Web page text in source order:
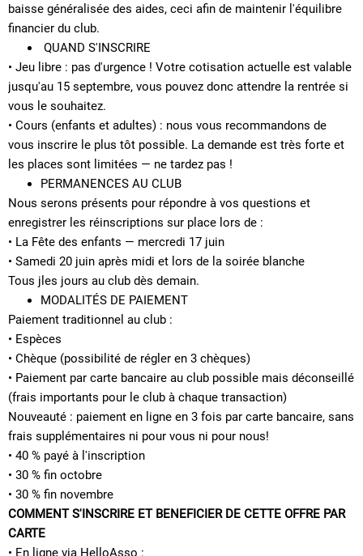
baisse généralisée des aides, ceci afin de maintenir l'équilibre
financier du club.
QUAND S'INSCRIRE
• Jeu libre : pas d'urgence ! Votre cotisation actuelle est valable
jusqu'au 15 septembre, vous pouvez donc attendre la rentrée si
vous le souhaitez.
• Cours (enfants et adultes) : nous vous recommandons de
vous inscrire le plus tôt possible. La demande est très forte et
les places sont limitées — ne tardez pas !
PERMANENCES AU CLUB
Nous serons présents pour répondre à vos questions et
enregistrer les réinscriptions sur place lors de :
• La Fête des enfants — mercredi 17 juin
• Samedi 20 juin après midi et lors de la soirée blanche
Tous jles jours au club dès demain.
MODALITÉS DE PAIEMENT
Paiement traditionnel au club :
• Espèces
• Chèque (possibilité de régler en 3 chèques)
• Paiement par carte bancaire au club possible mais déconseillé
(frais importants pour le club à chaque transaction)
Nouveauté : paiement en ligne en 3 fois par carte bancaire, sans
frais supplémentaires ni pour vous ni pour nous!
• 40 % payé à l'inscription
• 30 % fin octobre
• 30 % fin novembre
COMMENT S'INSCRIRE ET BENEFICIER DE CETTE OFFRE PAR
CARTE
• En ligne via HelloAsso :